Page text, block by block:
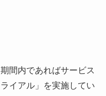
間内であればサービス
イアル」を実施してい